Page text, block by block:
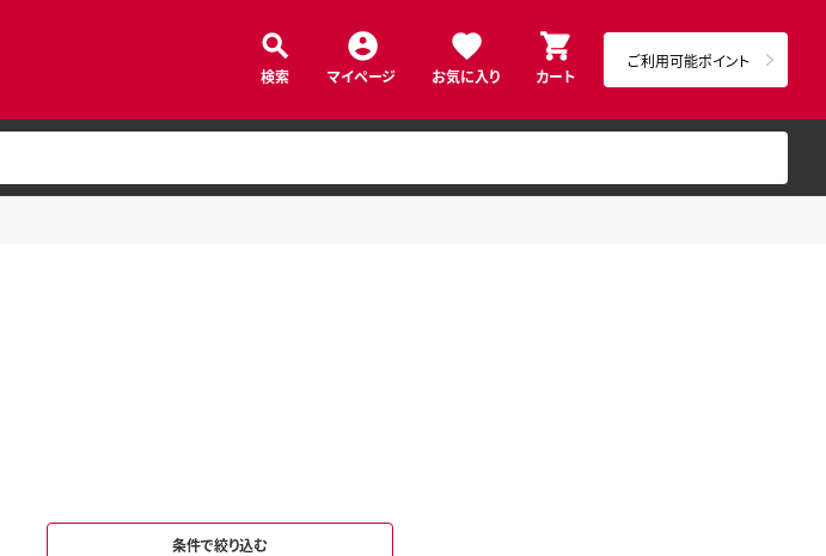
検索 マイページ お気に入り カート
ご利用可能ポイント
条件で絞り込む